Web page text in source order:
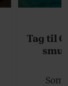
Tag til